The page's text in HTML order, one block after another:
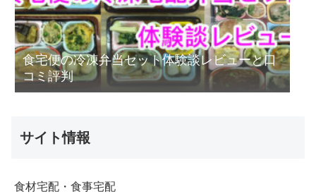
食宅便の冷凍弁当セット体験談レビューと口
コミ評判
サイト情報
食材宅配・食事宅配